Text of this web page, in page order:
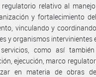
relativo al
y fortalecimiento
vinculando y
y organismos intervinientes
como así
ejecución, marco
en materia de obras